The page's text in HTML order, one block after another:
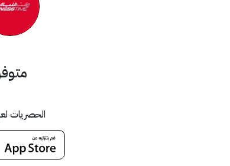
الحصريات